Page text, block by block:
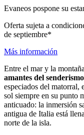
Evaneos pospone su
Oferta sujeta a
de septiembre*
Más información
Entre el mar y la
amantes del
especiados del matorral,
sol siempre en su punto
anticuado: la inmersión
antigua de Italia está
norte de la isla.